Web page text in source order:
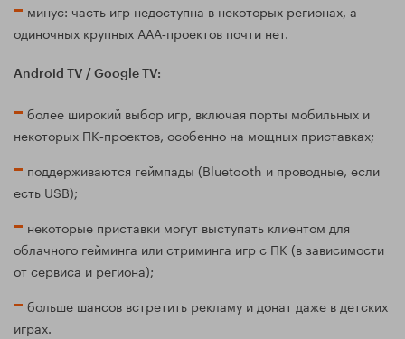
минус: часть игр недоступна в некоторых регионах, а
одиночных крупных ААА‑проектов почти нет.
Android TV / Google TV:
более широкий выбор игр, включая порты мобильных и
некоторых ПК‑проектов, особенно на мощных приставках;
поддерживаются геймпады (Bluetooth и проводные, если
есть USB);
некоторые приставки могут выступать клиентом для
облачного гейминга или стриминга игр с ПК (в зависимости
от сервиса и региона);
больше шансов встретить рекламу и донат даже в детских
играх.